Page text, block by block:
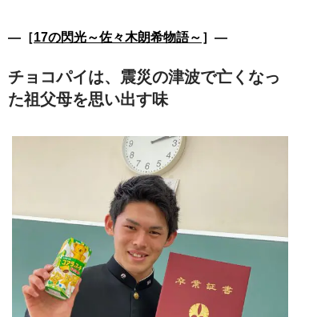
―［17の閃光～佐々木朗希物語～ ］―
チョコパイは、震災の津波で亡くなっ
た祖父母を思い出す味